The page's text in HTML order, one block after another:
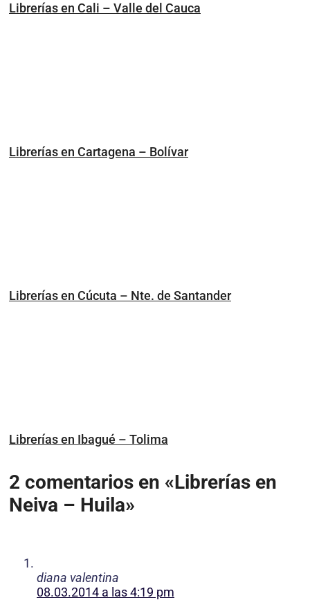
Librerías en Cali – Valle del Cauca
Librerías en Cartagena – Bolívar
Librerías en Cúcuta – Nte. de Santander
Librerías en Ibagué – Tolima
2 comentarios en «Librerías en
Neiva – Huila»
diana valentina
08.03.2014 a las 4:19 pm